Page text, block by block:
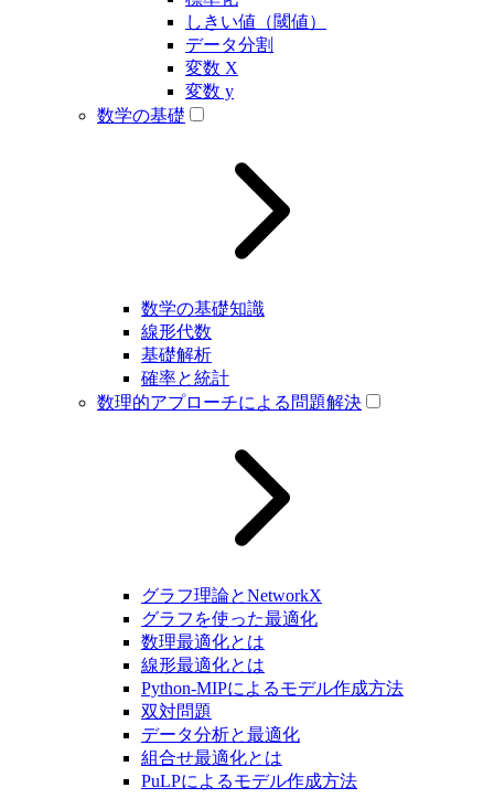
しきい値（閾値）
データ分割
変数 X
変数 y
数学の基礎
数学の基礎知識
線形代数
基礎解析
確率と統計
数理的アプローチによる問題解決
グラフ理論とNetworkX
グラフを使った最適化
数理最適化とは
線形最適化とは
Python-MIPによるモデル作成方法
双対問題
データ分析と最適化
組合せ最適化とは
PuLPによるモデル作成方法